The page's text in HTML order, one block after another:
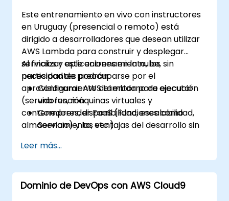
Este entrenamiento en vivo con instructores
en Uruguay (presencial o remoto) está
dirigido a desarrolladores que desean utilizar
AWS Lambda para construir y desplegar
servicios y aplicaciones en la nube, sin
necesidad de preocuparse por el
aprovisionamiento del entorno de ejecución
(servidores, máquinas virtuales y
contenedores, disponibilidad, escalabilidad,
almacenamiento, etc.).
Al finalizar este entrenamiento, los
participantes podrán:
Configurar AWS Lambda para ejecutar
una función.
Comprender FaaS (Funciones como
Servicio) y las ventajas del desarrollo sin
Construir, cargar y ejecutar funciones de
AWS Lambda.
Integrar funciones de Lambda con
diferentes fuentes de eventos.
Leer más...
Dominio de DevOps con AWS Cloud9